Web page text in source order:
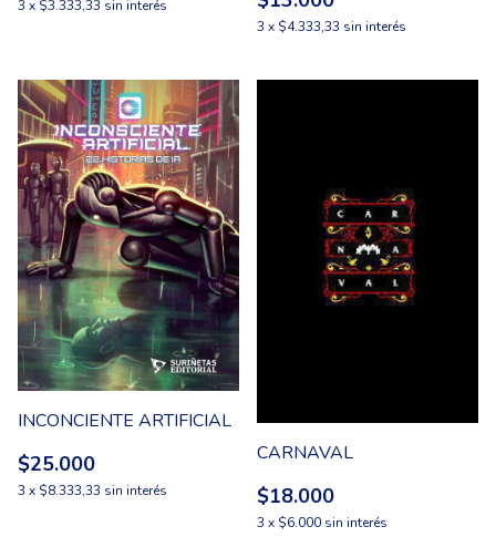
3 x $3.333,33 sin interés
3 x $4.333,33 sin interés
INCONCIENTE ARTIFICIAL
$25.000
3 x $8.333,33 sin interés
CARNAVAL
$18.000
3 x $6.000 sin interés